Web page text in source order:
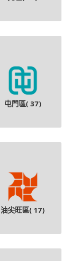
屯門區( 37)
油尖旺區( 17)